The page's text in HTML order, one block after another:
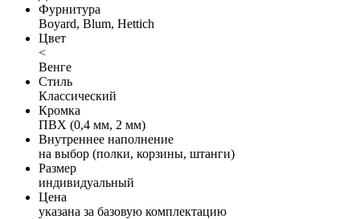
Фурнитура
Boyard, Blum, Hettich
Цвет
<
Венге
Стиль
Классический
Кромка
ПВХ (0,4 мм, 2 мм)
Внутреннее наполнение
на выбор (полки, корзины, штанги)
Размер
индивидуальный
Цена
указана за базовую комплектацию